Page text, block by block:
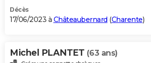
Décès
17/06/2023 à Châteaubernard (Charente)
Michel PLANTET (63 ans)